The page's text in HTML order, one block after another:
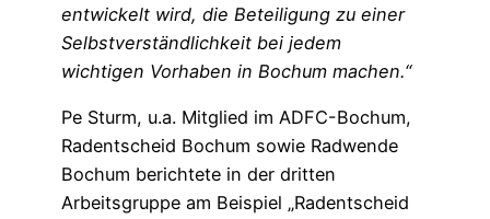
entwickelt wird, die Beteiligung zu einer
Selbstverständlichkeit bei jedem
wichtigen Vorhaben in Bochum machen.“
Pe Sturm, u.a. Mitglied im ADFC-Bochum,
Radentscheid Bochum sowie Radwende
Bochum berichtete in der dritten
Arbeitsgruppe am Beispiel „Radentscheid